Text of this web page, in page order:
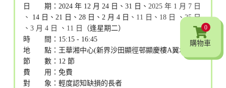
日 期：2024 年 12 月 24 日、31 日、2025 年 1 月 7 日
、
14 日、21 日、28 日、2 月 4 日 、11 日 、18 日
、25 日
、3 月 4 日
、11 日
（逢星期二）
時 間：15:15 - 16:45
地 點：王華湘中心(新界沙田顯徑邨顯慶樓A翼地下)
節 數：12 節
費 用：免費
對 象：輕度認知缺損的長者
0
購物車